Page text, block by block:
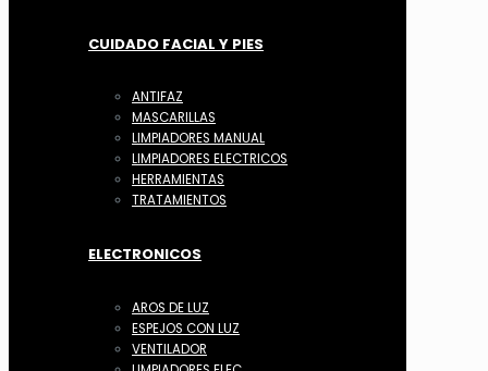
CUIDADO FACIAL Y PIES
ANTIFAZ
MASCARILLAS
LIMPIADORES MANUAL
LIMPIADORES ELECTRICOS
HERRAMIENTAS
TRATAMIENTOS
ELECTRONICOS
AROS DE LUZ
ESPEJOS CON LUZ
VENTILADOR